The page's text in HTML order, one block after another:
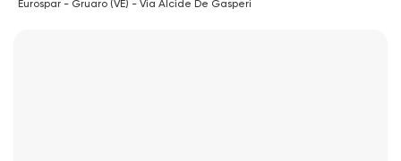
Eurospar - Gruaro (VE) - Via Alcide De Gasperi